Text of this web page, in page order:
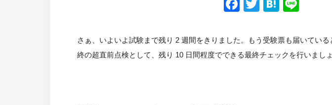
Facebook
TwitterHatena
さぁ、いよいよ試験まで残り 2 週間をきりました。もう受験票も届いてい
終の超直前点検として、残り 10 日間程度でできる最終チェックを行いましょ